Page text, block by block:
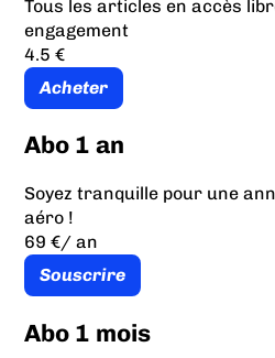
Tous les articles en accès
engagement
4.5 €
Acheter
Abo 1 an
Soyez tranquille pour une
aéro !
69 €/ an
Souscrire
Abo 1 mois